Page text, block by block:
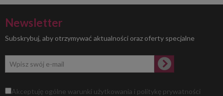
Newsletter
Subskrybuj, aby otrzymywać aktualności oraz oferty specjalne
Akceptuję ogólne warunki użytkowania i politykę prywatności